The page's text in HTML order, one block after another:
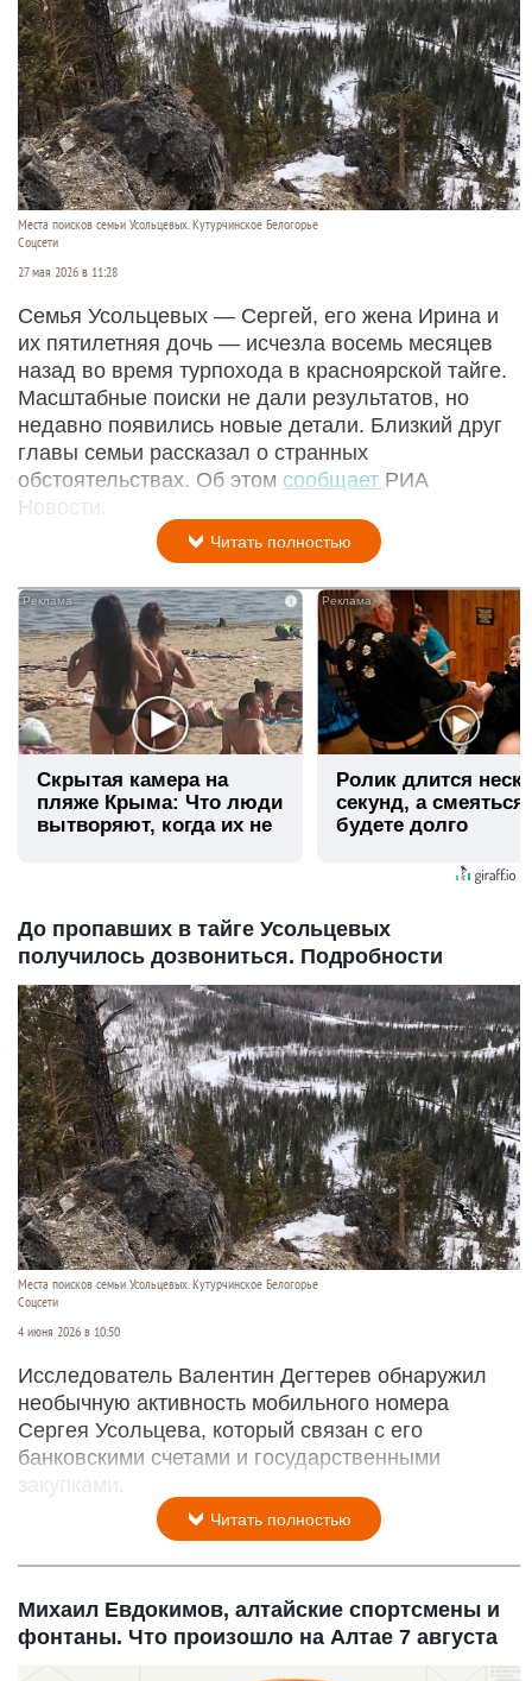
Места поисков семьи Усольцевых. Кутурчинское Белогорье
Соцсети
27 мая 2026 в 11:28
Семья Усольцевых — Сергей, его жена Ирина и
их пятилетняя дочь — исчезла восемь месяцев
назад во время турпохода в красноярской тайге.
Масштабные поиски не дали результатов, но
недавно появились новые детали. Близкий друг
главы семьи рассказал о странных
обстоятельствах. Об этом сообщает РИА
Новости.
Читать полностью
i
Скрытая камера на
пляже Крыма: Что люди
вытворяют, когда их не
Ролик длится
секунд, а
будете долго
До пропавших в тайге Усольцевых
получилось дозвониться. Подробности
Места поисков семьи Усольцевых. Кутурчинское Белогорье
Соцсети
4 июня 2026 в 10:50
Исследователь Валентин Дегтерев обнаружил
необычную активность мобильного номера
Сергея Усольцева, который связан с его
банковскими счетами и государственными
закупками.
Читать полностью
Михаил Евдокимов, алтайские спортсмены и
фонтаны. Что произошло на Алтае 7 августа